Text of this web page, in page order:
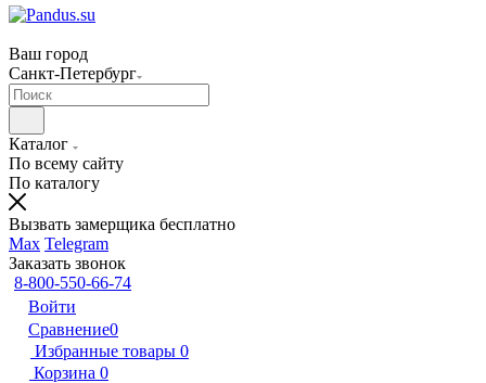
Ваш город
Санкт-Петербург
Каталог
По всему сайту
По каталогу
Вызвать замерщика бесплатно
Max Telegram
Заказать звонок
8-800-550-66-74
Войти
Сравнение0
Избранные товары 0
Корзина 0